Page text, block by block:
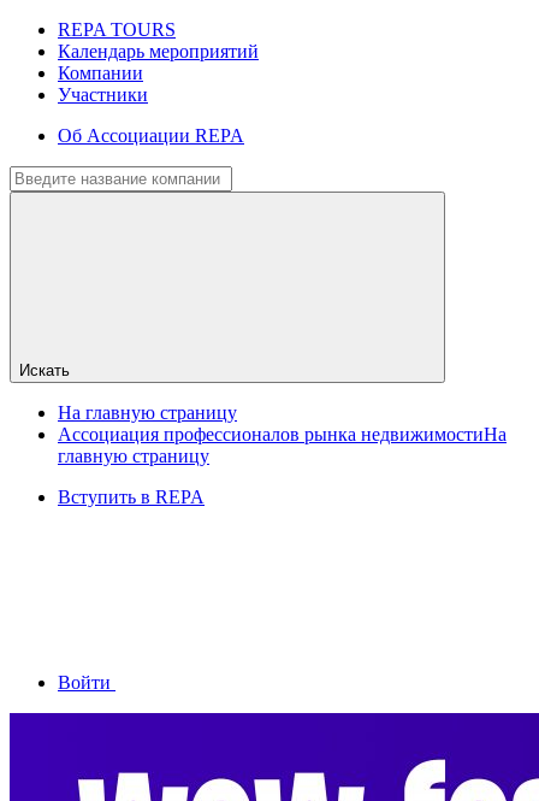
REPA TOURS
Календарь мероприятий
Компании
Участники
Об Ассоциации REPA
Искать
На главную страницу
Ассоциация профессионалов рынка недвижимостиНа
главную страницу
Вступить в REPA
Войти